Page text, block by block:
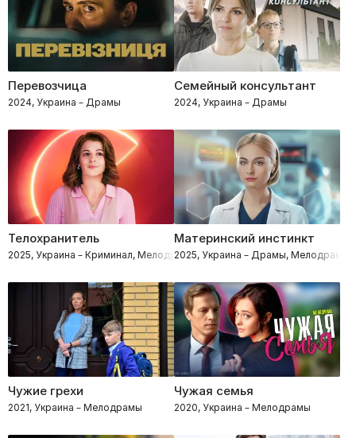
Перевозчица
2024, Украина – Драмы
Семейный консультант
2024, Украина – Драмы
Телохранитель
2025, Украина – Криминал, Мелодрамы
Материнский инстинкт
2025, Украина – Драмы, Мелодрамы
Чужие грехи
2021, Украина – Мелодрамы
Чужая семья
2020, Украина – Мелодрамы